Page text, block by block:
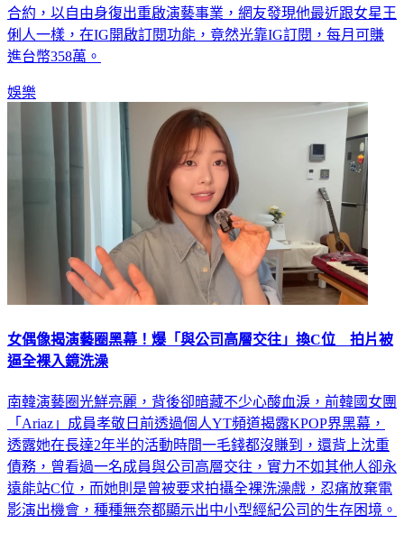
合約，以自由身復出重啟演藝事業，網友發現他最近跟女星王
俐人一樣，在IG開啟訂閱功能，竟然光靠IG訂閱，每月可賺
進台幣358萬。
娛樂
女偶像揭演藝圈黑幕！爆「與公司高層交往」換C位 拍片被
逼全裸入鏡洗澡
南韓演藝圈光鮮亮麗，背後卻暗藏不少心酸血淚，前韓國女團
「Ariaz」成員孝敬日前透過個人YT頻道揭露KPOP界黑幕，
透露她在長達2年半的活動時間一毛錢都沒賺到，還背上沈重
債務，曾看過一名成員與公司高層交往，實力不如其他人卻永
遠能站C位，而她則是曾被要求拍攝全裸洗澡戲，忍痛放棄電
影演出機會，種種無奈都顯示出中小型經紀公司的生存困境。